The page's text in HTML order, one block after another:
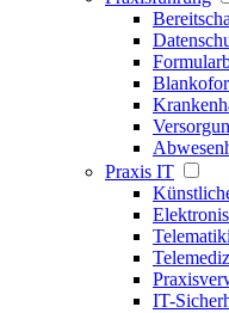
Praxis IT
IT-